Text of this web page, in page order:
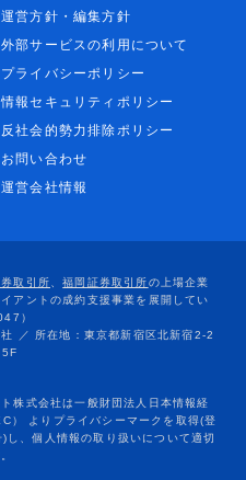
運営方針・編集方針
外部サービスの利用について
プライバシーポリシー
情報セキュリティポリシー
反社会的勢力排除ポリシー
お問い合わせ
運営会社情報